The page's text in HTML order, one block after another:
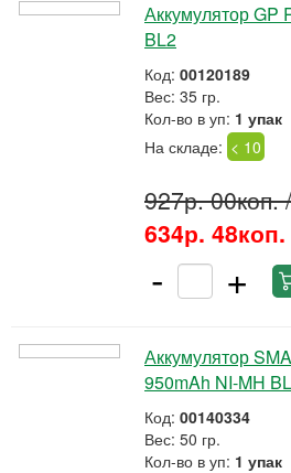
Аккумулятор GP
BL2
Код: 00120189
Вес: 35 гр.
Кол-во в уп: 1 упак
На складе: < 10
927р. 00коп.
634р. 48коп.
- +
Аккумулятор
950mAh NI-MH
Код: 00140334
Вес: 50 гр.
Кол-во в уп: 1 упак